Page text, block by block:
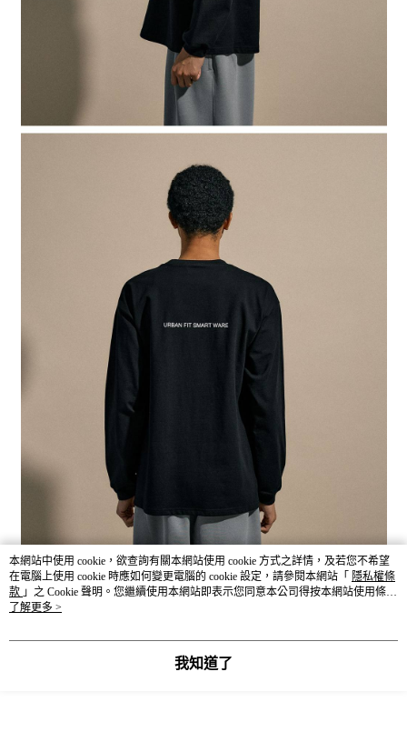
本網站中使用 cookie，欲查詢有關本網站使用 cookie 方式之詳情，及若您不希望
在電腦上使用 cookie 時應如何變更電腦的 cookie 設定，請參閱本網站「 隱私權條
款 」之 Cookie 聲明。您繼續使用本網站即表示您同意本公司得按本網站使用條款
之 Cookie 聲明使用 cookie。
了解更多 >
我知道了